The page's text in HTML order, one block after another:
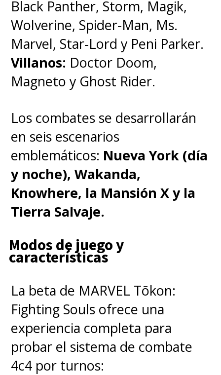
Luego de haber sido
desperdiciados como comic
reliefs, Mantis y Drax
demostraron ser una gran
pareja al estar en el foco,
pese a que ambos suelen ir
por dos direcciones
diferentes al comunicarse.
Sus personalidades y formas de
relacionarse con los demás
permiten varios momentos
(aplausos para el chiste de los
GoBots), además de recordarnos
lo importante que son ellos para
la familia de los Guardianes.
Tienen una misión y harán todo
para lograrlo, aunque no sepan
cómo conseguirlo.
Black Panther, Storm, Magik,
Wolverine, Spider-Man, Ms.
Marvel, Star-Lord y Peni Parker.
Villanos: Doctor Doom,
Magneto y Ghost Rider.
Los combates se desarrollarán
en seis escenarios
emblemáticos: Nueva York (día
y noche), Wakanda,
Knowhere, la Mansión X y la
Tierra Salvaje.
Modos de juego y
características
La beta de MARVEL Tōkon:
Fighting Souls ofrece una
experiencia completa para
probar el sistema de combate
4c4 por turnos: